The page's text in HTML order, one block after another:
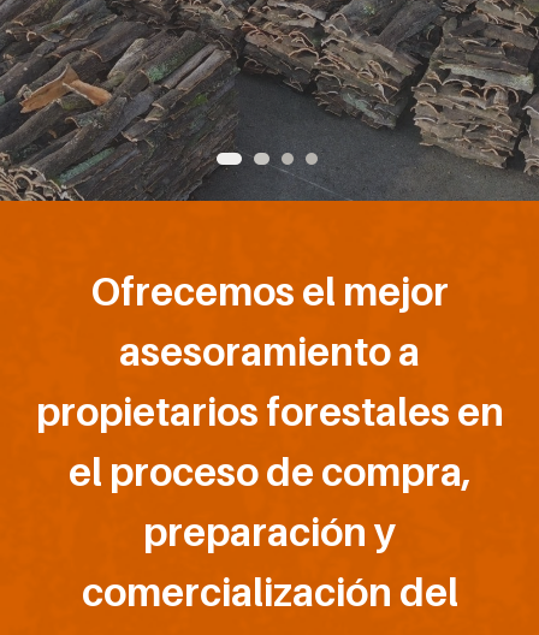
Ofrecemos el mejor
asesoramiento a
propietarios forestales en
el proceso de compra,
preparación y
comercialización del